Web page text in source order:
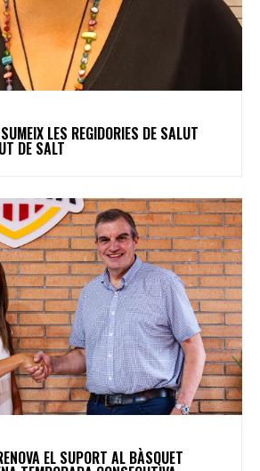
LES REGIDORIES DE SALUT
DE SALT
EL SUPORT AL BÀSQUET